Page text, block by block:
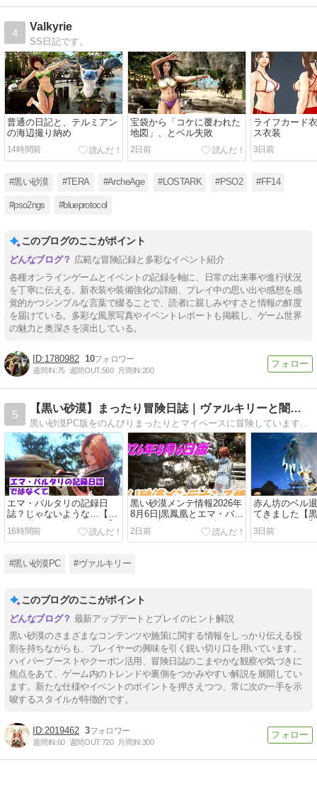
4
Valkyrie
SS日記です。
普通の日記と、テルミアン
の海辺撮り納め
14時間前
宝袋から「コケに覆われた
地図」、とベル失敗
2日前
ライフカード
ス衣装
3日前
#黒い砂漠 #TERA #ArcheAge #LOSTARK #PSO2 #FF14
#pso2ngs #blueprotocol
このブログのここがポイント
広範な冒険記録と多彩なイベント紹介
各種オンラインゲームとイベントの記録を軸に、日常の出来事や進行状況
を丁寧に伝える。新衣装や装備強化の詳細、プレイ中の思い出や感想を感
覚的かつシンプルな言葉で綴ることで、読者に親しみやすさと情報の鮮度
を届けている。多彩な風景写真やイベントレポートも掲載し、ゲーム世界
の魅力と奥深さを演出している。
1780982 10
週間IN:75 週間OUT:560 月間IN:200
5
【黒い砂漠】まったり冒険日誌｜ヴァルキリーと闇の精霊の旅
エマ・バルタリの記録日
誌？じゃないような…【黒
い砂漠冒険日誌１８８９】
16時間前
黒い砂漠メンテ情報2026年
8月6日|黒鳳凰とエマ・バル
タリの記録日誌の追加
2日前
赤ん坊のベル
てきました【
日誌１８８８】
3日前
#黒い砂漠PC #ヴァルキリー
このブログのここがポイント
最新アップデートとプレイのヒント解説
黒い砂漠のさまざまなコンテンツや施策に関する情報をしっかり伝える役
割を持ちながらも、プレイヤーの興味を引く鋭い切り口を用いています。
ハイパーブーストやクーポン活用、冒険日誌のこまやかな観察や気づきに
焦点をあて、ゲーム内のトレンドや裏側をつかみやすい解説を展開してい
ます。新たな仕様やイベントのポイントを押さえつつ、常に次の一手を示
唆するスタイルが特徴的です。
2019462 3
週間IN:60 週間OUT:720 月間IN:300